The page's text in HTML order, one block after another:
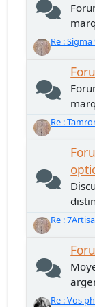
Re :
Re :
Re :
Re : Vos